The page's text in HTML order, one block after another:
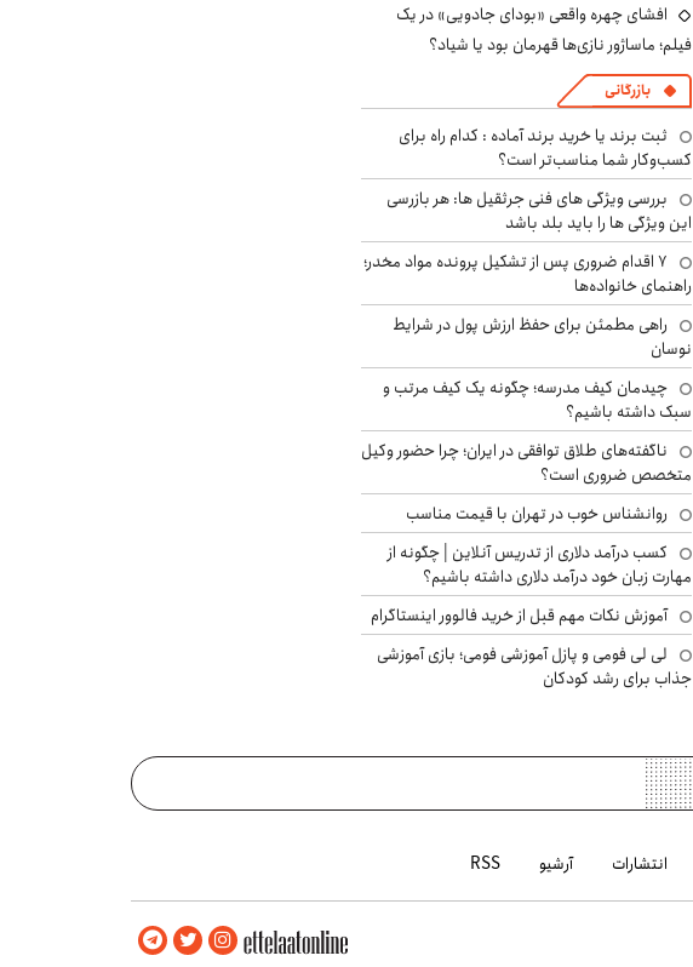
افشای چهره واقعی «بودای جادویی» در یک
فیلم؛ ماساژور نازی‌ها قهرمان بود یا شیاد؟
بازرگانی
ثبت برند یا خرید برند آماده : کدام راه برای
کسب‌وکار شما مناسب‌تر است؟
بررسی ویژگی های فنی جرثقیل ها: هر بازرسی
این ویژگی ها را باید بلد باشد
۷ اقدام ضروری پس از تشکیل پرونده مواد مخدر؛
راهنمای خانواده‌ها
راهی مطمئن برای حفظ ارزش پول در شرایط
نوسان
چیدمان کیف مدرسه؛ چگونه یک کیف مرتب و
سبک داشته باشیم؟
ناگفته‌های طلاق توافقی در ایران؛ چرا حضور وکیل
متخصص ضروری است؟
روانشناس خوب در تهران با قیمت مناسب
کسب درآمد دلاری از تدریس آنلاین | چگونه از
مهارت زبان خود درآمد دلاری داشته باشیم؟
آموزش نکات مهم قبل از خرید فالوور اینستاگرام
لی لی فومی و پازل آموزشی فومی؛ بازی آموزشی
جذاب برای رشد کودکان
انتشارات آرشیو RSS